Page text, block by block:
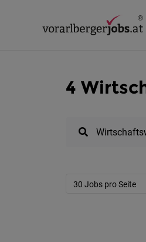
4
30 Jobs pro Seite